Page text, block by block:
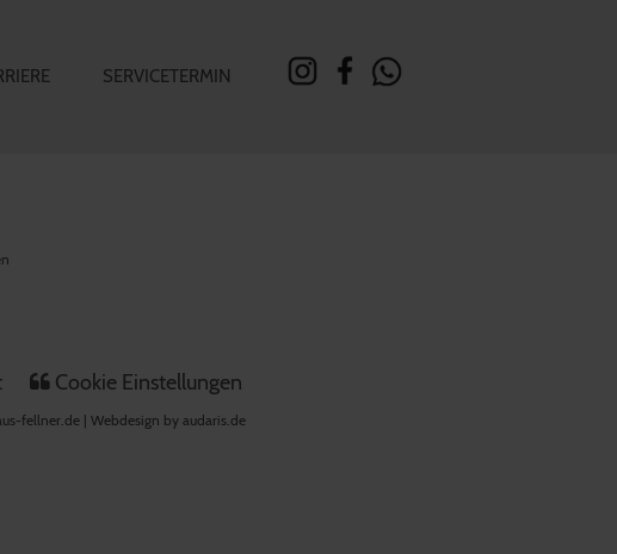
SERVICETERMIN
Cookie Einstellungen
fellner.de | Webdesign by audaris.de